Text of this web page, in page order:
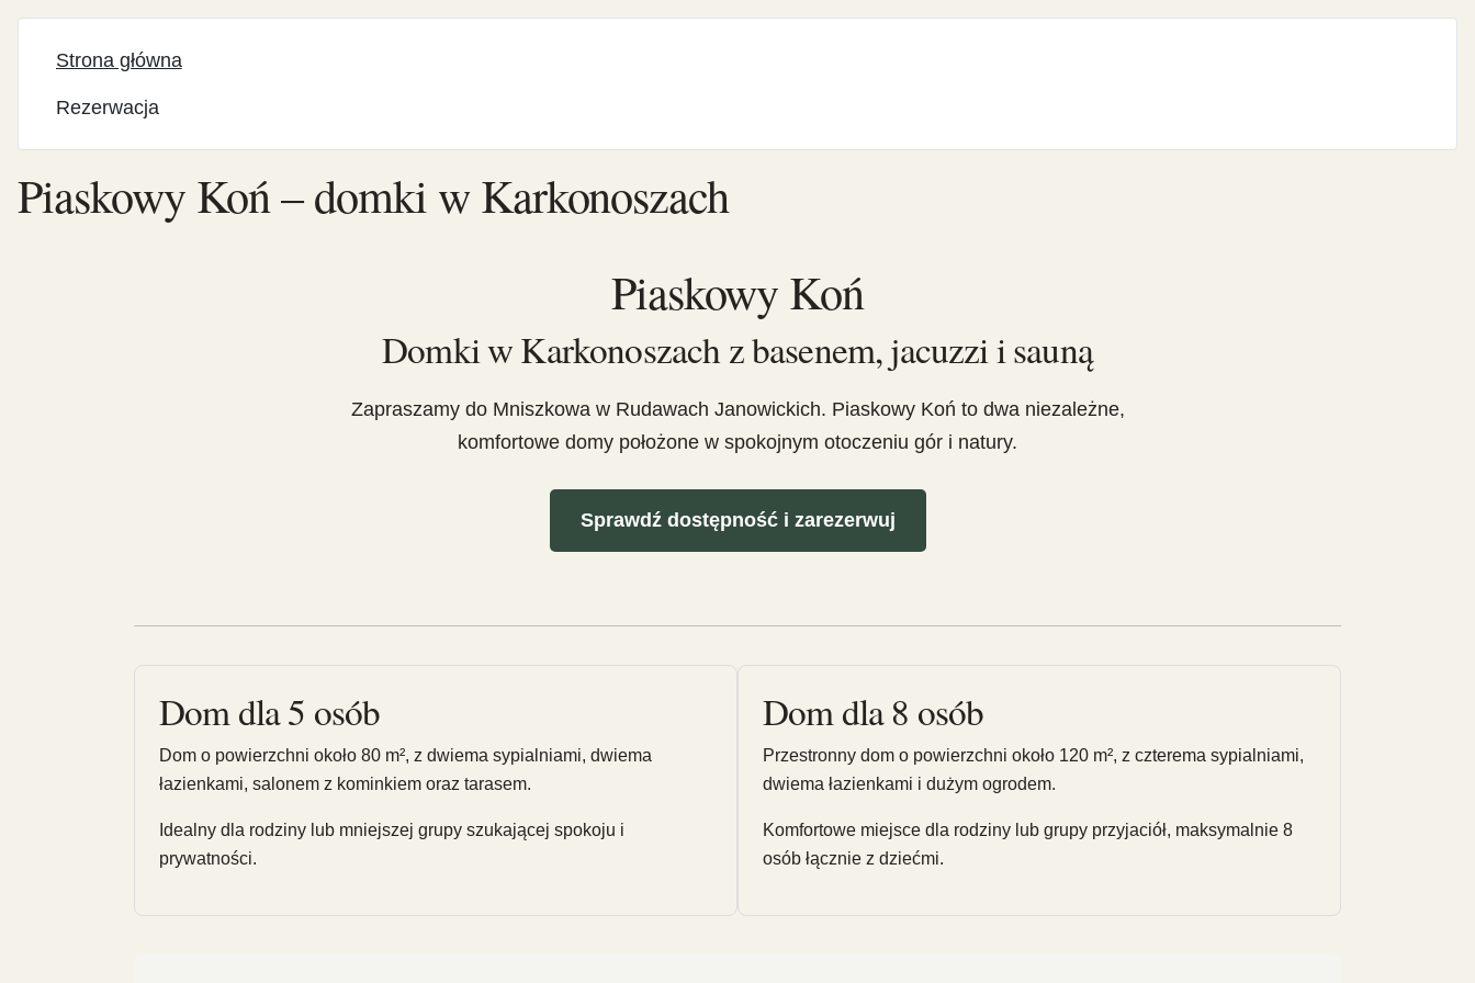
Strona główna
Rezerwacja
Piaskowy Koń – domki w Karkonoszach
Piaskowy Koń
Domki w Karkonoszach z basenem, jacuzzi i sauną
Zapraszamy do Mniszkowa w Rudawach Janowickich. Piaskowy Koń to dwa niezależne,
komfortowe domy położone w spokojnym otoczeniu gór i natury.
Sprawdź dostępność i zarezerwuj
Dom dla 5 osób
Dom o powierzchni około 80 m², z dwiema sypialniami, dwiema
łazienkami, salonem z kominkiem oraz tarasem.
Idealny dla rodziny lub mniejszej grupy szukającej spokoju i
prywatności.
Dom dla 8 osób
Przestronny dom o powierzchni około 120 m², z czterema sypialniami,
dwiema łazienkami i dużym ogrodem.
Komfortowe miejsce dla rodziny lub grupy przyjaciół, maksymalnie 8
osób łącznie z dziećmi.